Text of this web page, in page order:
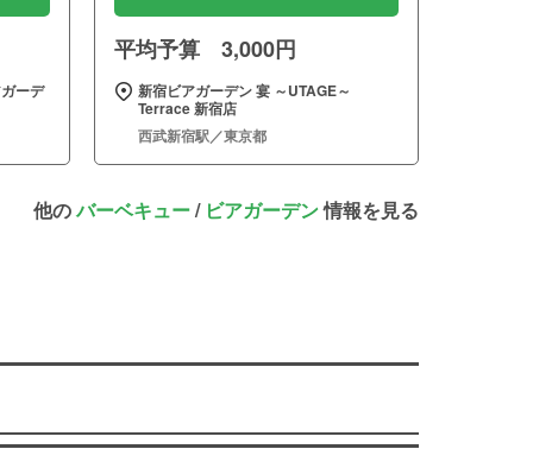
ーデ
平均予算 3,000円
新宿ビアガーデン 宴 ～UTAGE～
Terrace 新宿店
西武新宿駅／東京都
他のバーベキュー/ ビアガーデン情報を見る